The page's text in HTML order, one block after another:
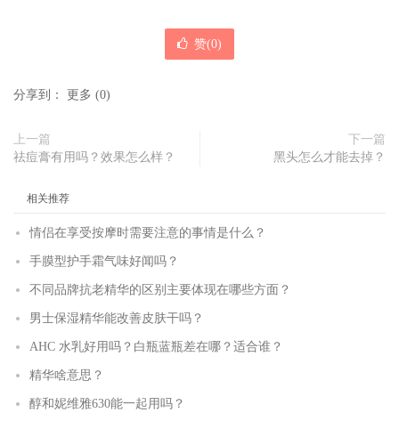
赞(0)
分享到： 更多 (0)
上一篇
祛痘膏有用吗？效果怎么样？
下一篇
黑头怎么才能去掉？
相关推荐
情侣在享受按摩时需要注意的事情是什么？
手膜型护手霜气味好闻吗？
不同品牌抗老精华的区别主要体现在哪些方面？
男士保湿精华能改善皮肤干吗？
AHC 水乳好用吗？白瓶蓝瓶差在哪？适合谁？
精华啥意思？
醇和妮维雅630能一起用吗？